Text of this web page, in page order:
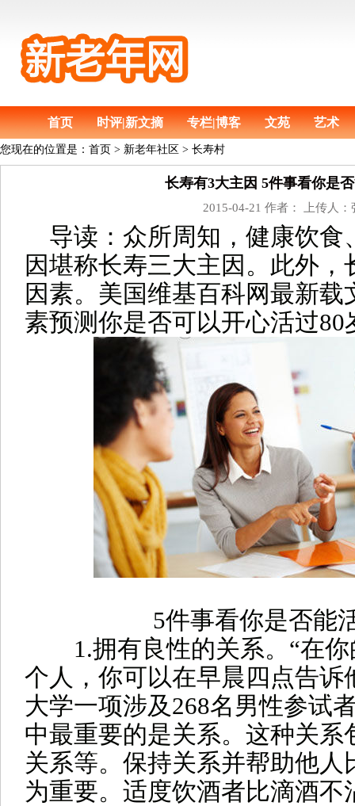
首页 时评|新文摘 专栏|博客 文苑 艺术
您现在的位置是： 首页 > 新老年社区 > 长寿村
长寿有3大主因 5件事看你是
2015-04-21 作者： 上传人：
导读： 众所周知，健康饮食
因堪称长寿三大主因。此外
因素。美国维基百科网最新载
素预测你是否可以开心活过80
5件事看你是否能
1.拥有良性的关系。 “在
个人，你可以在早晨四点告诉
大学一项涉及268名男性参试
中最重要的是关系。这种关系
关系等。保持关系并帮助他人
为重要。适度饮酒者比滴酒不